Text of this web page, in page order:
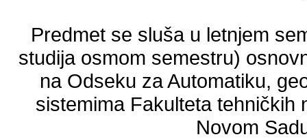
Predmet se sluša u letnjem
studija osmom semestru)
na Odseku za Automatiku,
sistemima Fakulteta tehničkih
Novom